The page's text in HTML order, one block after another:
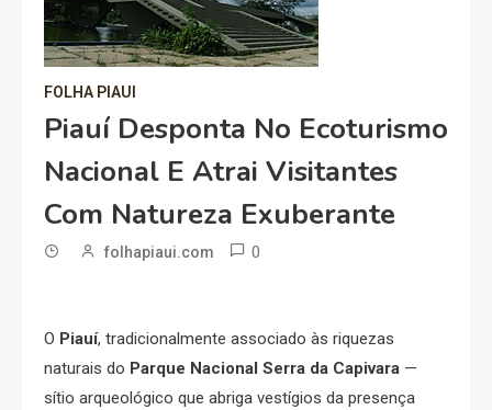
FOLHA PIAUI
Piauí Desponta No Ecoturismo
Nacional E Atrai Visitantes
Com Natureza Exuberante
folhapiaui.com 0
O Piauí, tradicionalmente associado às riquezas
naturais do Parque Nacional Serra da Capivara —
sítio arqueológico que abriga vestígios da presença